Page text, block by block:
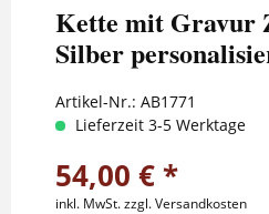
Kette mit Gravur
Silber
Artikel-Nr.: AB1771
Lieferzeit 3-5 Werktage
54,00 € *
inkl. MwSt.zzgl. Versandkosten